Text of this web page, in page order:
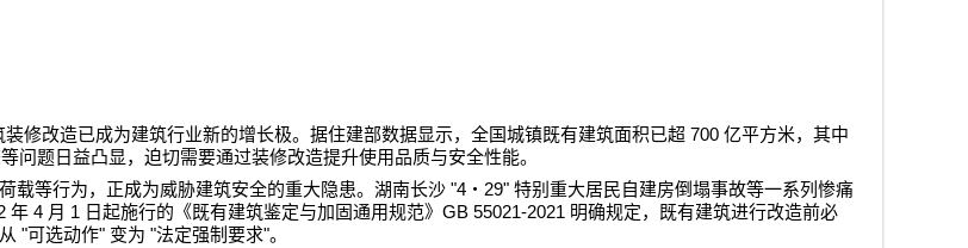
修改造已成为建筑行业新的增长极。据住建部数据显示，全国城镇既有建筑面积已超 700 亿平方米，其中
问题日益凸显，迫切需要通过装修改造提升使用品质与安全性能。
载等行为，正成为威胁建筑安全的重大隐患。湖南长沙 "4 ・ 29" 特别重大居民自建房倒塌事故等一系列惨痛
年 4 月 1 日起施行的《既有建筑鉴定与加固通用规范》 GB 55021-2021 明确规定，既有建筑进行改造前必
"可选动作" 变为 "法定强制要求"。